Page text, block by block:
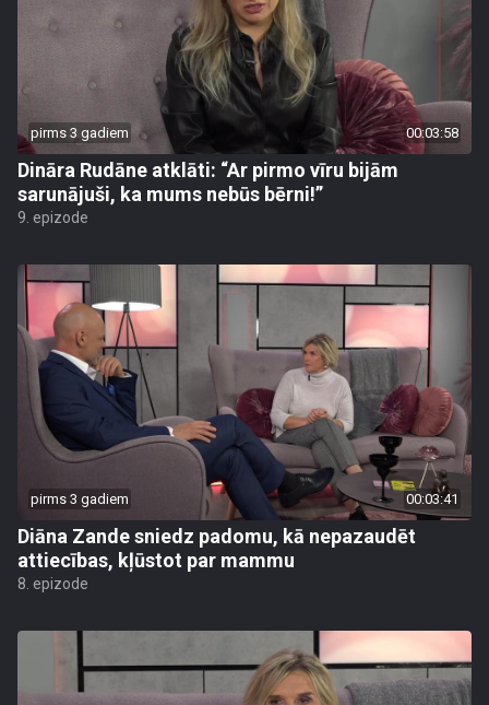
pirms 3 gadiem 00:03:58
Dināra Rudāne atklāti: “Ar pirmo vīru bijām
sarunājuši, ka mums nebūs bērni!”
9. epizode
pirms 3 gadiem 00:03:41
Diāna Zande sniedz padomu, kā nepazaudēt
attiecības, kļūstot par mammu
8. epizode